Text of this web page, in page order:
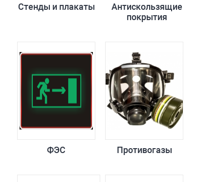
Стенды и плакаты
Антискользящие
покрытия
ФЭС Противогазы